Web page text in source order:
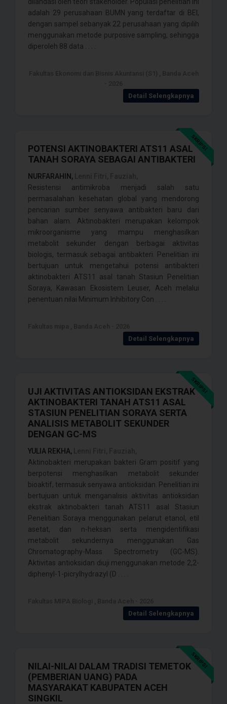
adalah 29 perusahaan BUMN yang terdaftar di BEI,
dengan sampel sebanyak 22 perusahaan yang dipilih
menggunakan metode purposive sampling, sehingga
diperoleh 88 data . . . .
Detail Selengkapnya
SKRIPSI
POTENSI AKTINOBAKTERI ATS11 ASAL
TANAH SORAYA SEBAGAI ANTIBAKTERI
NURFARAHIN,
Resistensi antimikroba menjadi salah satu
permasalahan kesehatan global yang mendorong
pencarian sumber senyawa antibakteri baru dari
bahan alam. Aktinobakteri merupakan kelompok
mikroorganisme yang mampu menghasilkan
metabolit sekunder dengan berbagai aktivitas
biologis, termasuk sebagai antibakteri. Penelitian ini
bertujuan untuk mengetahui potensi antibakteri
aktinobakteri ATS11 asal tanah Stasiun Penelitian
Soraya, Kawasan Ekosistem Leuser, Aceh melalui
penentuan nilai Minimum Inhibitory Con . . . .
Detail Selengkapnya
SKRIPSI
UJI AKTIVITAS ANTIOKSIDAN EKSTRAK
AKTINOBAKTERI TANAH ATS11 ASAL
STASIUN PENELITIAN SORAYA SERTA
ANALISIS METABOLIT SEKUNDER
DENGAN GC-MS
YULIA REKHA,
Aktinobakteri merupakan bakteri Gram positif yang
berpotensi menghasilkan metabolit sekunder
bioaktif, termasuk senyawa antioksidan. Penelitian ini
bertujuan untuk menganalisis aktivitas antioksidan
ekstrak aktinobakteri tanah ATS11 asal Stasiun
Penelitian Soraya menggunakan pelarut etanol, etil
asetat, dan n-heksan serta mengidentifikasi
metabolit sekundernya menggunakan Gas
Chromatography-Mass Spectrometry (GC-MS).
Aktivitas antioksidan diuji menggunakan metode 2,2-
diphenyl-1-picrylhydrazyl (D . . . .
Detail Selengkapnya
SKRIPSI
NILAI-NILAI DALAM TRADISI TEMETOK
(PEMBERIAN UANG) PADA
MASYARAKAT KABUPATEN ACEH
SINGKIL